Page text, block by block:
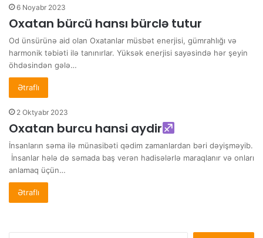
6 Noyabr 2023
Oxatan bürcü hansı bürclə tutur
Od ünsürünə aid olan Oxatanlar müsbət enerjisi, gümrahlığı və
harmonik təbiəti ilə tanınırlar. Yüksək enerjisi sayəsində hər şeyin
öhdəsindən gələ…
Ətraflı
2 Oktyabr 2023
Oxatan burcu hansi aydir
İnsanların səma ilə münasibəti qədim zamanlardan bəri dəyişməyib.
İnsanlar hələ də səmada baş verən hadisələrlə maraqlanır və onları
anlamaq üçün…
Ətraflı